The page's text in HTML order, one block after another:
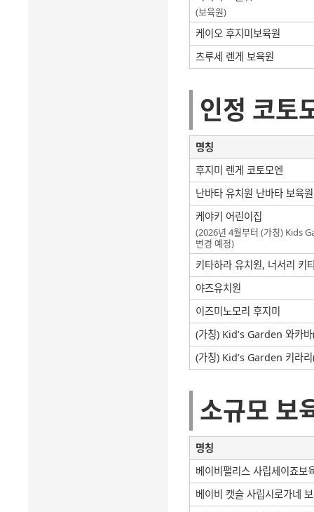
(보육원)
케이오 후지미보육원
츠루세 렌게 보육원
인정 코토
명칭
후지미 렌게 코토모엔
난바타 유치원 난바타 보육원
케야키 어린이집
(2026년 4월부터 (가칭) Kids
변경 예정)
키타하라 유치원, 너서리 키
야즈유치원
이즈미노모리 후지미
(가칭) Kid’s Garden 와카
(가칭) Kid’s Garden 키라
소규모 보
명칭
베이비팰리스 사립세이죠보
베이비 캣슬 사립시로가네